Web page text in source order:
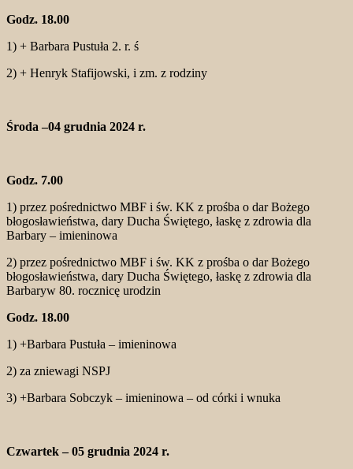
Godz. 18.00
1) + Barbara Pustuła 2. r. ś
2) + Henryk Stafijowski, i zm. z rodziny
Środa –04 grudnia 2024 r.
Godz. 7.00
1) przez pośrednictwo MBF i św. KK z prośba o dar Bożego
błogosławieństwa, dary Ducha Świętego, łaskę z zdrowia dla
Barbary – imieninowa
2) przez pośrednictwo MBF i św. KK z prośba o dar Bożego
błogosławieństwa, dary Ducha Świętego, łaskę z zdrowia dla
Barbaryw 80. rocznicę urodzin
Godz. 18.00
1) +Barbara Pustuła – imieninowa
2) za zniewagi NSPJ
3) +Barbara Sobczyk – imieninowa – od córki i wnuka
Czwartek – 05 grudnia 2024 r.